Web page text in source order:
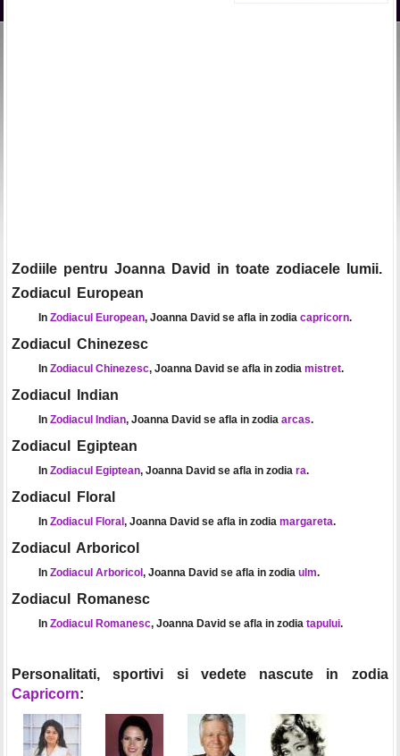
Zodiile pentru Joanna David in toate zodiacele lumii.
Zodiacul European
In Zodiacul European, Joanna David se afla in zodia capricorn.
Zodiacul Chinezesc
In Zodiacul Chinezesc, Joanna David se afla in zodia mistret.
Zodiacul Indian
In Zodiacul Indian, Joanna David se afla in zodia arcas.
Zodiacul Egiptean
In Zodiacul Egiptean, Joanna David se afla in zodia ra.
Zodiacul Floral
In Zodiacul Floral, Joanna David se afla in zodia margareta.
Zodiacul Arboricol
In Zodiacul Arboricol, Joanna David se afla in zodia ulm.
Zodiacul Romanesc
In Zodiacul Romanesc, Joanna David se afla in zodia tapului.
Personalitati, sportivi si vedete nascute in zodia
Capricorn: